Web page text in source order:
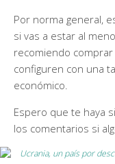
Por norma general,
si vas a estar al
recomiendo comprar
configuren con una
económico.
Espero que te haya
los comentarios si